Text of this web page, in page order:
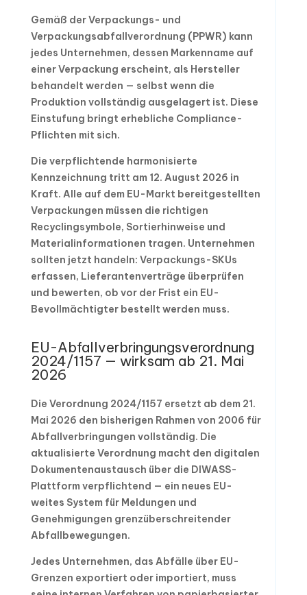
Gemäß der Verpackungs- und
Verpackungsabfallverordnung (PPWR) kann
jedes Unternehmen, dessen Markenname auf
einer Verpackung erscheint, als Hersteller
behandelt werden — selbst wenn die
Produktion vollständig ausgelagert ist. Diese
Einstufung bringt erhebliche Compliance-
Pflichten mit sich.
Die verpflichtende harmonisierte
Kennzeichnung tritt am 12. August 2026 in
Kraft. Alle auf dem EU-Markt bereitgestellten
Verpackungen müssen die richtigen
Recyclingsymbole, Sortierhinweise und
Materialinformationen tragen. Unternehmen
sollten jetzt handeln: Verpackungs-SKUs
erfassen, Lieferantenverträge überprüfen
und bewerten, ob vor der Frist ein EU-
Bevollmächtigter bestellt werden muss.
EU-Abfallverbringungsverordnung
2024/1157 — wirksam ab 21. Mai
2026
Die Verordnung 2024/1157 ersetzt ab dem 21.
Mai 2026 den bisherigen Rahmen von 2006 für
Abfallverbringungen vollständig. Die
aktualisierte Verordnung macht den digitalen
Dokumentenaustausch über die DIWASS-
Plattform verpflichtend — ein neues EU-
weites System für Meldungen und
Genehmigungen grenzüberschreitender
Abfallbewegungen.
Jedes Unternehmen, das Abfälle über EU-
Grenzen exportiert oder importiert, muss